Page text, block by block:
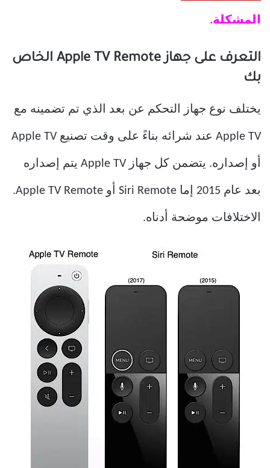
المشكلة.
التعرف على جهاز Apple TV Remote الخاص
بك
يختلف نوع جهاز التحكم عن بعد الذي تم تضمينه مع
Apple TV عند شرائه بناءً على وقت تصنيع Apple TV
أو إصداره. يتضمن كل جهاز Apple TV يتم إصداره
بعد عام 2015 إما Siri Remote أو Apple TV Remote.
الاختلافات موضحة أدناه.